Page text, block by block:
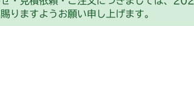
りますようお願い申し上げます。